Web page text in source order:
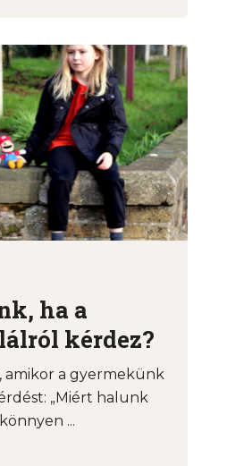
ha a
kérdez?
amikor a gyermekünk
„Miért halunk
...